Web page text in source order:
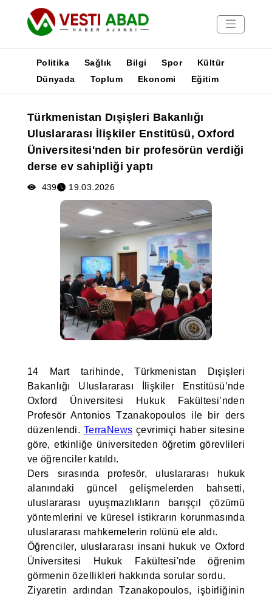
Yayınlar
Medya
Poster
Politika Sağlık Bilgi Spor
Kültür
Dünyada
Toplum Ekonomi Eğitim
Türkmenistan Dışişleri Bakanlığı
Uluslararası İlişkiler Enstitüsü, Oxford
Üniversitesi'nden bir profesörün verdiği
derse ev sahipliği yaptı
439 19.03.2026
14 Mart tarihinde, Türkmenistan Dışişleri
Bakanlığı Uluslararası İlişkiler Enstitüsü’nde
Oxford Üniversitesi Hukuk Fakültesi’nden
Profesör Antonios Tzanakopoulos ile bir ders
düzenlendi. TerraNews çevrimiçi haber sitesine
göre, etkinliğe üniversiteden öğretim görevlileri
ve öğrenciler katıldı.
Ders sırasında profesör, uluslararası hukuk
alanındaki güncel gelişmelerden bahsetti,
uluslararası uyuşmazlıkların barışçıl çözümü
yöntemlerini ve küresel istikrarın korunmasında
uluslararası mahkemelerin rolünü ele aldı.
Öğrenciler, uluslararası insani hukuk ve Oxford
Üniversitesi Hukuk Fakültesi'nde öğrenim
görmenin özellikleri hakkında sorular sordu.
Ziyaretin ardından Tzanakopoulos, işbirliğinin